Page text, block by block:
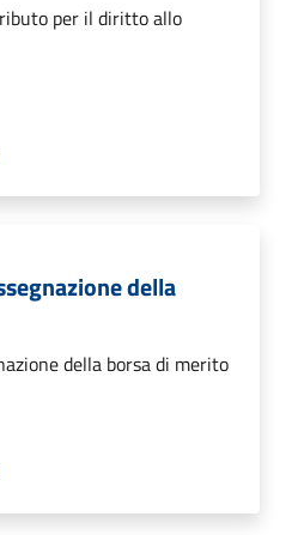
per il diritto allo
della
della borsa di merito